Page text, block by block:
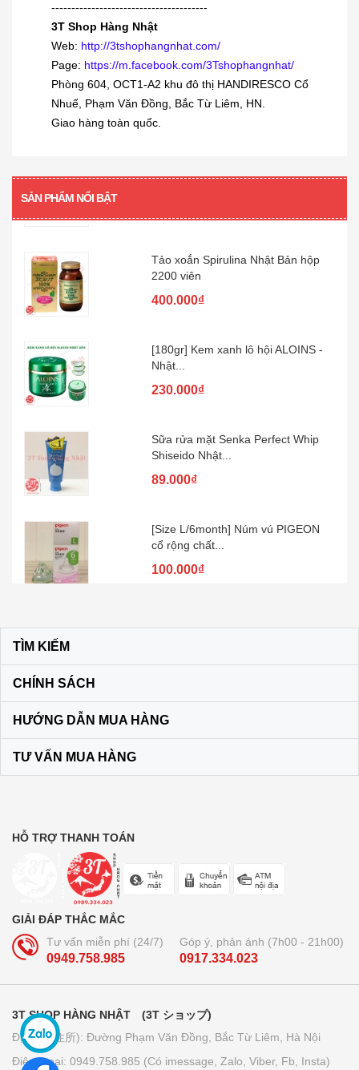
---------------------------------------
3T Shop Hàng Nhật
Web: http://3tshophangnhat.com/
Page: https://m.facebook.com/3Tshophangnhat/
Phòng 604, OCT1-A2 khu đô thị HANDIRESCO Cổ
Nhuế, Phạm Văn Đồng, Bắc Từ Liêm, HN.
Giao hàng toàn quốc.
SẢN PHẨM NỔI BẬT
230.000₫
[KIDs] Quần nỉ lót lông cừu Uniqlo
380.000₫
360...
Tảo xoắn Spirulina Nhật Bản hộp
2200 viên
400.000₫
[180gr] Kem xanh lô hội ALOINS -
Nhật...
230.000₫
Sữa rửa mặt Senka Perfect Whip
Shiseido Nhật...
89.000₫
[Size L/6month] Núm vú PIGEON
cổ rộng chất...
100.000₫
Nhật Bản
Son dưỡng môi DHC KHÔNG MÀU
màu vàng
Trà lúa non 44 gói Yamamoto
160.000₫
Giấy thấm dầu Kose softymo - Nhật
TÌM KIẾM
CHÍNH SÁCH
HƯỚNG DẪN MUA HÀNG
TƯ VẤN MUA HÀNG
HỖ TRỢ THANH TOÁN
GIẢI ĐÁP THẮC MẮC
Tư vấn miễn phí (24/7)
0949.758.985
Góp ý, phản ánh (7h00 - 21h00)
0917.334.023
3T SHOP HÀNG NHẬT (3T ショップ)
Địa chỉ (住所): Đường Phạm Văn Đồng, Bắc Từ Liêm, Hà Nội
Điện thoại: 0949.758.985 (Có imessage, Zalo, Viber, Fb, Insta)